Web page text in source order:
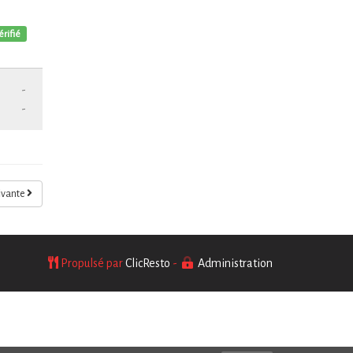
-
-
Propulsé parClicResto - Administration